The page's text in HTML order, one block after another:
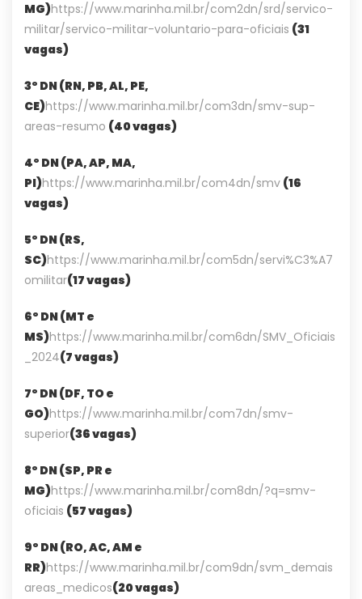
MG)https://www.marinha.mil.br/com2dn/srd/servico-
militar/servico-militar-voluntario-para-oficiais (31
vagas)
3º DN (RN, PB, AL, PE,
CE)https://www.marinha.mil.br/com3dn/smv-sup-
areas-resumo (40 vagas)
4º DN (PA, AP, MA,
PI)https://www.marinha.mil.br/com4dn/smv (16
vagas)
5º DN (RS,
SC)https://www.marinha.mil.br/com5dn/servi%C3%A7
omilitar(17 vagas)
6º DN (MT e
MS)https://www.marinha.mil.br/com6dn/SMV_Oficiais
_2024(7 vagas)
7º DN (DF, TO e
GO)https://www.marinha.mil.br/com7dn/smv-
superior(36 vagas)
8º DN (SP, PR e
MG)https://www.marinha.mil.br/com8dn/?q=smv-
oficiais (57 vagas)
9º DN (RO, AC, AM e
RR)https://www.marinha.mil.br/com9dn/svm_demais
areas_medicos(20 vagas)